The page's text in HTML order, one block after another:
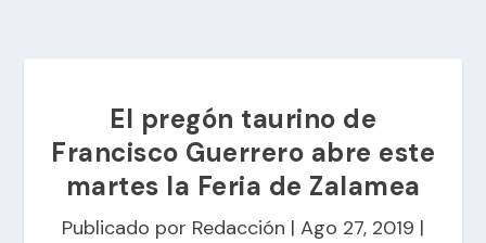
El pregón taurino de
Francisco Guerrero abre este
martes la Feria de Zalamea
Publicado por Redacción | Ago 27, 2019 |